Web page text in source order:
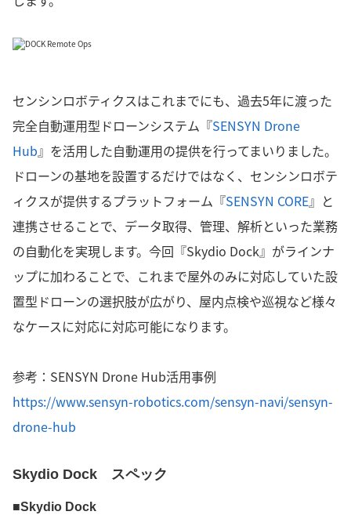
センシンロボティクスはこれまでにも、過去5年に渡った
完全自動運用型ドローンシステム『SENSYN Drone
Hub』を活用した自動運用の提供を行ってまいりました。
ドローンの基地を設置するだけではなく、センシンロボテ
ィクスが提供するプラットフォーム『SENSYN CORE』と
連携させることで、データ取得、管理、解析といった業務
の自動化を実現します。今回『Skydio Dock』がラインナ
ップに加わることで、これまで屋外のみに対応していた設
置型ドローンの選択肢が広がり、屋内点検や巡視など様々
なケースに対応に対応可能になります。
参考：SENSYN Drone Hub活用事例
https://www.sensyn-robotics.com/sensyn-navi/sensyn-
drone-hub
Skydio Dock スペック
■Skydio Dock